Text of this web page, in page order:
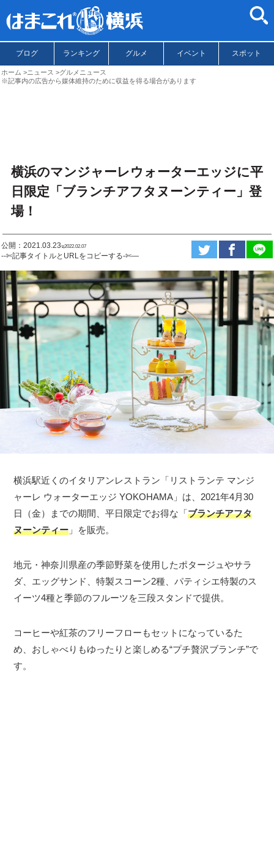
ブログ ランキング グルメ イベント スポット
ホーム ニュース
グルメニュース
※記事内の広告から媒体維持のために収益を得る場合があります
横浜のマンジャーレウォーターエッジに平
日限定「ブランチアフタヌーンティー」登
場！
公開：2021.03.23ಇ2022.02.07
--✄記事タイトルとURLをコピーする-✄—
横浜駅近くのイタリアンレストラン「リストランテ マンジ
ャーレ ウォーターエッジ YOKOHAMA」は、2021年4月30
日（金）までの期間、平日限定でお得な「ブランチアフタ
ヌーンティー 」を販売。
地元・神奈川県産の季節野菜を使用したポタージュやサラ
ダ、エッグサンド、特製スコーン2種、パティシエ特製のス
イーツ4種と季節のフルーツを三段スタンドで提供。
コーヒーや紅茶のフリーフローもセットになっているた
め、おしゃべりもゆったりと楽しめる“プチ贅沢ブランチ”で
す。